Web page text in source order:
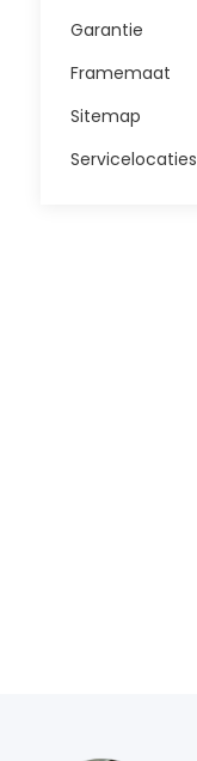
Garantie
Framemaat
Sitemap
Servicelocaties